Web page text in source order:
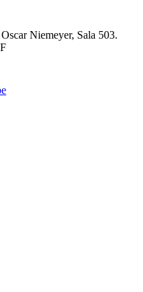
Niemeyer, Sala 503.